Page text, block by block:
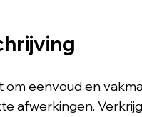
om eenvoud en
afwerkingen.